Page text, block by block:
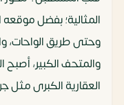
وحتى طريق الواحات،
والمتحف الكبير،
العقارية الكبرى مثل